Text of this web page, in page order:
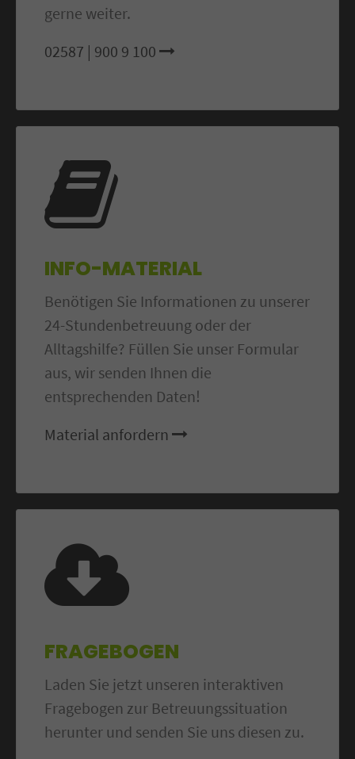
gerne weiter.
02587 | 900 9 100
INFO-MATERIAL
Benötigen Sie Informationen zu unserer
24-Stundenbetreuung oder der
Alltagshilfe? Füllen Sie unser Formular
aus, wir senden Ihnen die
entsprechenden Daten!
Material anfordern
FRAGEBOGEN
Laden Sie jetzt unseren interaktiven
Fragebogen zur Betreuungssituation
herunter und senden Sie uns diesen zu.